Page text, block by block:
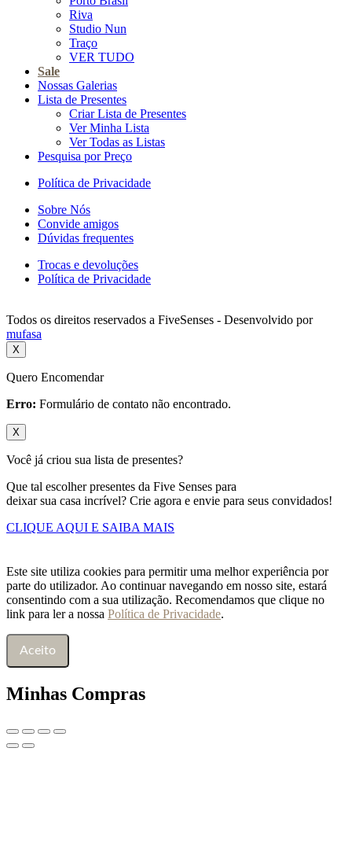
Riva
Studio Nun
Traço
VER TUDO
Sale
Nossas Galerias
Lista de Presentes
Criar Lista de Presentes
Ver Minha Lista
Ver Todas as Listas
Pesquisa por Preço
Política de Privacidade
Sobre Nós
Convide amigos
Dúvidas frequentes
Trocas e devoluções
Política de Privacidade
Todos os direitos reservados a FiveSenses - Desenvolvido por
mufasa
X
Quero Encomendar
Erro: Formulário de contato não encontrado.
X
Você já criou sua lista de presentes?
Que tal escolher presentes da Five Senses para
deixar sua casa incrível? Crie agora e envie para seus convidados!
CLIQUE AQUI E SAIBA MAIS
Este site utiliza cookies para permitir uma melhor experiência por
parte do utilizador. Ao continuar navegando em nosso site, estará
consentindo com a sua utilização. Recomendamos que clique no
link para ler a nossa Política de Privacidade.
Aceito
Minhas Compras